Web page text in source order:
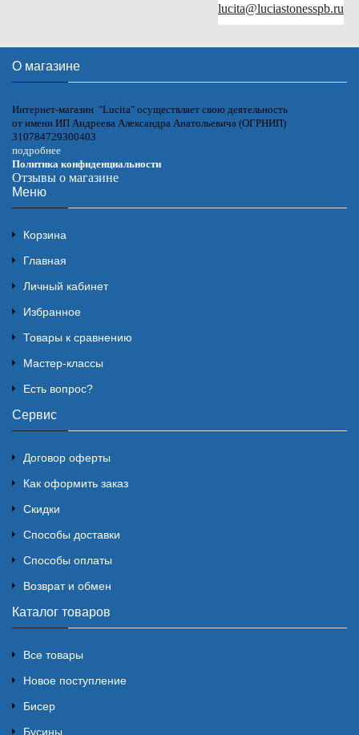
lucita@luciastonesspb.ru
О магазине
Интернет-магазин "Lucita" осуществляет свою деятельность
от имени ИП Андреева Александра Анатольевича (ОГРНИП)
310784729300403
подробнее
Политика конфиденциальности
Отзывы о магазине
Меню
Корзина
Главная
Личный кабинет
Избранное
Товары к сравнению
Мастер-классы
Есть вопрос?
Сервис
Договор оферты
Как оформить заказ
Скидки
Способы доставки
Способы оплаты
Возврат и обмен
Каталог товаров
Все товары
Новое поступление
Бисер
Бусины